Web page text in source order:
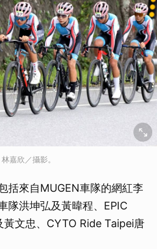
嘉欣／攝影。
括來自MUGEN車隊的網紅李
隊洪坤弘及黃暐程、EPIC
文忠、CYTO Ride Taipei唐